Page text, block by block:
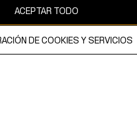
ACEPTAR TODO
DE COOKIES Y SERVICIOS